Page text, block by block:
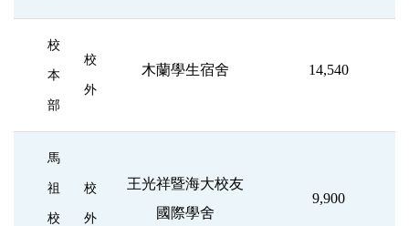
校
本
部
校
外
木蘭學生宿舍 14,540
馬
祖
校
校
外
王光祥暨海大校友
國際學舍
9,900